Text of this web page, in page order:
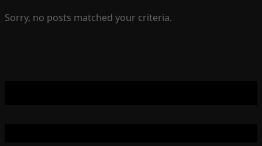
Sorry, no posts matched your criteria.